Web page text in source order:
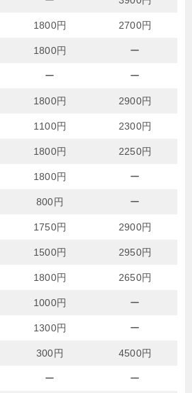
1800円 2700円
1800円 ー
ー ー
1800円 2900円
1100円 2300円
1800円 2250円
1800円 ー
800円 ー
1750円 2900円
1500円 2950円
1800円 2650円
1000円 ー
1300円 ー
300円 4500円
ー ー